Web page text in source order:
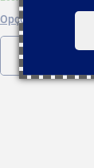
Opções de